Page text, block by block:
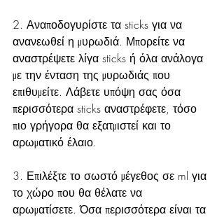
2. Αναποδογυρίστε τα sticks για να
ανανεωθεί η μυρωδιά. Μπορείτε να
αναστρέψετε λίγα sticks ή όλα ανάλογα
με την ένταση της μυρωδιάς που
επιθυμείτε. Λάβετε υπόψη σας όσα
περισσότερα sticks αναστρέφετε, τόσο
πιο γρήγορα θα εξατμιστεί και το
αρωματικό έλαιο.
3. Επιλέξτε το σωστό μέγεθος σε ml για
το χώρο που θα θέλατε να
αρωματίσετε. Όσα περισσότερα είναι τα